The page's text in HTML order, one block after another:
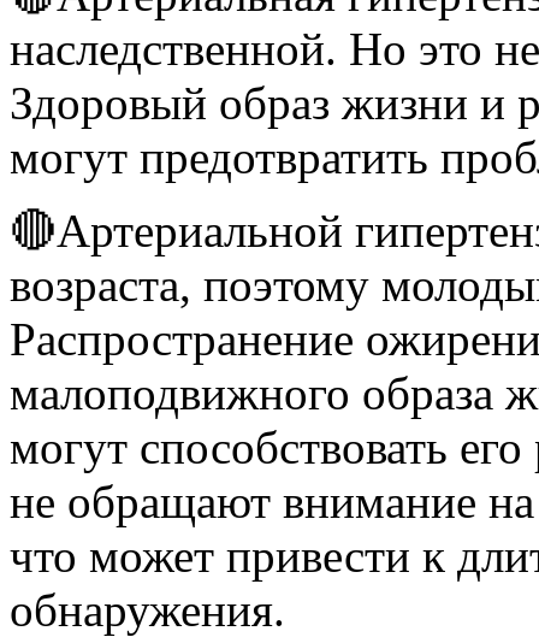
наследственной. Но это
Здоровый образ жизни и
могут предотвратить
🔴Артериальной
возраста, поэтому
Распространение
малоподвижного образа
могут способствовать
не обращают внимание
что может привести к
обнаружения.